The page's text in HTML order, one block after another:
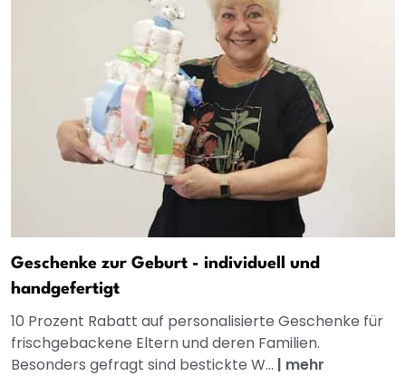
Geschenke zur Geburt - individuell und
handgefertigt
10 Prozent Rabatt auf personalisierte Geschenke für
frischgebackene Eltern und deren Familien.
Besonders gefragt sind bestickte W... | mehr